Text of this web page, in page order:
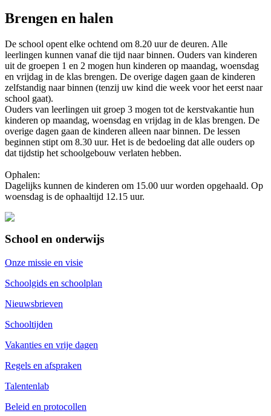
Brengen en halen
De school opent elke ochtend om 8.20 uur de deuren. Alle
leerlingen kunnen vanaf die tijd naar binnen. Ouders van kinderen
uit de groepen 1 en 2 mogen hun kinderen op maandag, woensdag
en vrijdag in de klas brengen. De overige dagen gaan de kinderen
zelfstandig naar binnen (tenzij uw kind die week voor het eerst naar
school gaat).
Ouders van leerlingen uit groep 3 mogen tot de kerstvakantie hun
kinderen op maandag, woensdag en vrijdag in de klas brengen. De
overige dagen gaan de kinderen alleen naar binnen. De lessen
beginnen stipt om 8.30 uur. Het is de bedoeling dat alle ouders op
dat tijdstip het schoolgebouw verlaten hebben.
Ophalen:
Dagelijks kunnen de kinderen om 15.00 uur worden opgehaald. Op
woensdag is de ophaaltijd 12.15 uur.
School en onderwijs
Onze missie en visie
Schoolgids en schoolplan
Nieuwsbrieven
Schooltijden
Vakanties en vrije dagen
Regels en afspraken
Talentenlab
Beleid en protocollen